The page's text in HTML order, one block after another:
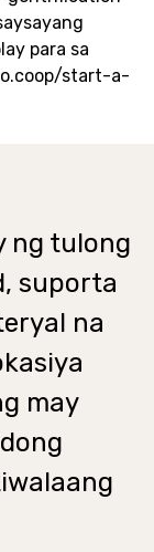
para sa
start-a-
ng tulong
suporta
na
may